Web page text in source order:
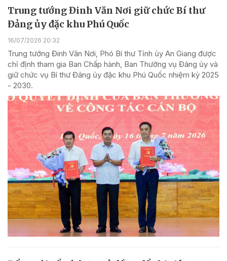
Trung tướng Đinh Văn Nơi giữ chức Bí thư
Đảng ủy đặc khu Phú Quốc
16/07/2026 20:32
Trung tướng Đinh Văn Nơi, Phó Bí thư Tỉnh ủy An Giang được
chỉ định tham gia Ban Chấp hành, Ban Thường vụ Đảng ủy và
giữ chức vụ Bí thư Đảng ủy đặc khu Phú Quốc nhiệm kỳ 2025
- 2030.